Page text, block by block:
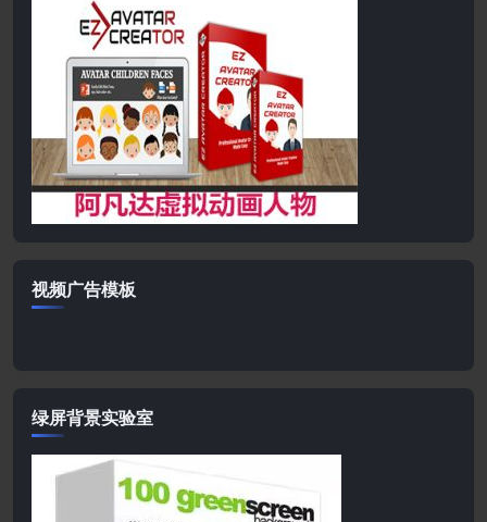
视频广告模板
绿屏背景实验室